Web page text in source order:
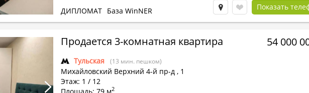
ДИПЛОМАТ База WinNER Показать
Продается 3-комнатная квартира
Тульская (13 мин. пешком)
Михайловский Верхний 4-й пр-д , 1
Этаж: 1 / 12
2
54 000